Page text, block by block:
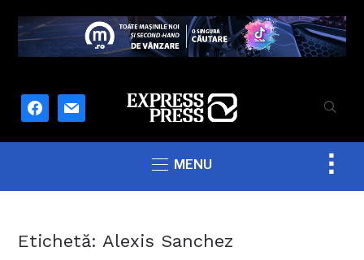
facebook
mail
MENU
Etichetă: Alexis Sanchez